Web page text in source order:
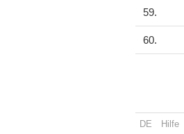
59.
60.
DE Hilfe